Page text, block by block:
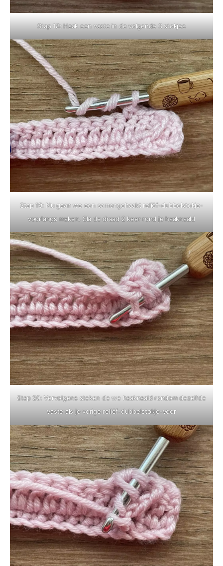
Stap 18: Haak een vaste in de volgende 3 stokjes
Stap 19: Nu gaan we een samengehaakt reliëf-dubbelstokje-
voorlangs maken. Sla de draad 2 keer rond je haaknaald
Stap 20: Vervolgens steken de we haaknaald rondom dezelfde
vaste als je vorige reliëf-dubbelstokje-voor